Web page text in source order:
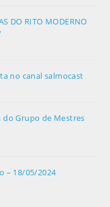
DO RITO MODERNO
no canal salmocast
do Grupo de Mestres
– 18/05/2024